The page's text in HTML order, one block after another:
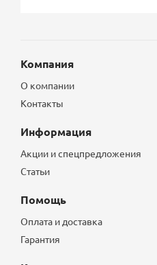
Компания
О компании
Контакты
Информация
Акции и спецпредложения
Статьи
Помощь
Оплата и доставка
Гарантия